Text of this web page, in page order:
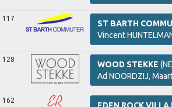
117
ST BARTH
Vincent
128
WOOD STEKKE
Ad NOORDZIJ,
162